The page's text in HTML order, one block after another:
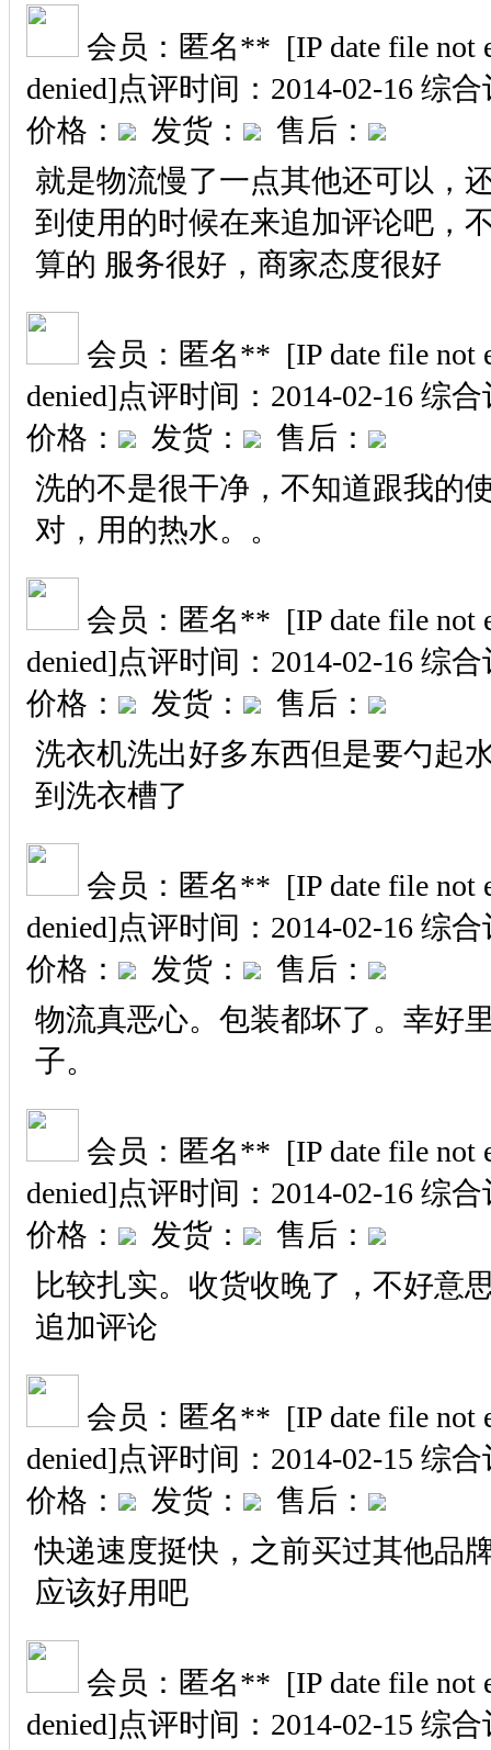
会员：匿名** [IP date file not
denied]点评时间：2014-02-16 综合
价格：
发货：
售后：
就是物流慢了一点其他还可以，
到使用的时候在来追加评论吧，
算的 服务很好，商家态度很好
会员：匿名** [IP date file not
denied]点评时间：2014-02-16 综合
价格：
发货：
售后：
洗的不是很干净，不知道跟我的
对，用的热水。。
会员：匿名** [IP date file not
denied]点评时间：2014-02-16 综合
价格：
发货：
售后：
洗衣机洗出好多东西但是要勺起
到洗衣槽了
会员：匿名** [IP date file not
denied]点评时间：2014-02-16 综合
价格：
发货：
售后：
物流真恶心。包装都坏了。幸好
子。
会员：匿名** [IP date file not
denied]点评时间：2014-02-16 综合
价格：
发货：
售后：
比较扎实。收货收晚了，不好意
追加评论
会员：匿名** [IP date file not
denied]点评时间：2014-02-15 综合
价格：
发货：
售后：
快递速度挺快，之前买过其他品
应该好用吧
会员：匿名** [IP date file not
denied]点评时间：2014-02-15 综合